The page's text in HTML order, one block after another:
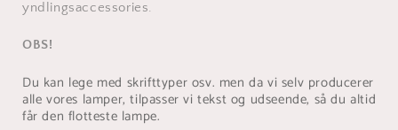
yndlingsaccessories.
OBS!
Du kan lege med skrifttyper osv. men da vi selv producerer
alle vores lamper, tilpasser vi tekst og udseende, så du altid
får den flotteste lampe.